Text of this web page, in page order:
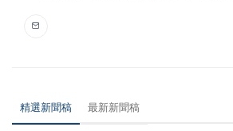
精選新聞稿 最新新聞稿